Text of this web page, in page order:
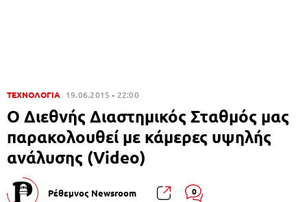
ΤΕΧΝΟΛΟΓΙΑ 19.06.2015 22:00
Ο Διεθνής Διαστημικός Σταθμός μας
παρακολουθεί με κάμερες υψηλής
ανάλυσης (Video)
Ρέθεμνος Newsroom 0